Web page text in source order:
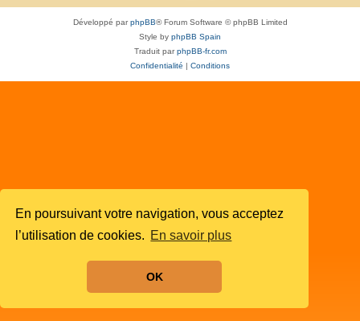
En poursuivant votre navigation, vous acceptez
l’utilisation de cookies. En savoir plus
OK
Développé parphpBB® Forum Software © phpBB Limited
Style by phpBB Spain
Traduit parphpBB-fr.com
Confidentialité
Conditions